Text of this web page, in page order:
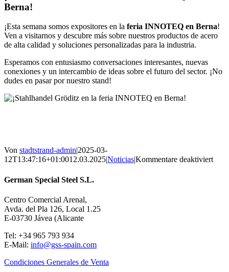
Berna!
¡Esta semana somos expositores en la feria INNOTEQ en Berna!
Ven a visitarnos y descubre más sobre nuestros productos de acero
de alta calidad y soluciones personalizadas para la industria.
Esperamos con entusiasmo conversaciones interesantes, nuevas
conexiones y un intercambio de ideas sobre el futuro del sector. ¡No
dudes en pasar por nuestro stand!
Von stadtstrand-admin|2025-03-
12T13:47:16+01:0012.03.2025|Noticias|Kommentare deaktiviertfür
German Special Steel S.L.
Centro Comercial Arenal,
Avda. del Pla 126, Local 1.25
E-03730 Jávea (Alicante
Tel: +34 965 793 934
E-Mail: info@gss-spain.com
Condiciones Generales de Venta